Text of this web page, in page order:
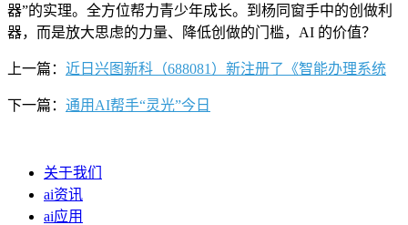
器”的实理。全方位帮力青少年成长。到杨同窗手中的创做利
器，而是放大思虑的力量、降低创做的门槛，AI 的价值？
上一篇： 近日兴图新科（688081）新注册了《智能办理系统
下一篇： 通用AI帮手“灵光”今日
关于我们
ai资讯
ai应用